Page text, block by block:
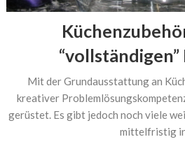
Mit der Grundausstattung an
kreativer
gerüstet. Es gibt jedoch noch viele
mittelfristig